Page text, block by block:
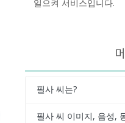
일으켜 서비스입니다.
필사 씨는?
필사 씨 이미지, 음성,